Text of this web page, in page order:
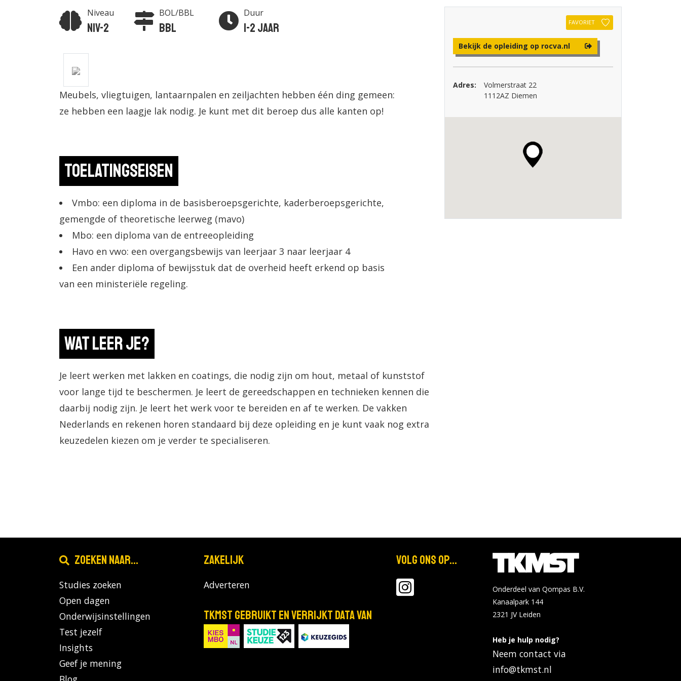
Niveau
Niv-2
BOL/BBL
BBL
Duur
1-2 jaar
Meubels, vliegtuigen, lantaarnpalen en zeiljachten hebben één ding gemeen:
ze hebben een laagje lak nodig. Je kunt met dit beroep dus alle kanten op!
Toelatingseisen
Vmbo: een diploma in de basisberoepsgerichte, kaderberoepsgerichte,
gemengde of theoretische leerweg (mavo)
Mbo: een diploma van de entreeopleiding
Havo en vwo: een overgangsbewijs van leerjaar 3 naar leerjaar 4
Een ander diploma of bewijsstuk dat de overheid heeft erkend op basis
van een ministeriële regeling.
Wat leer je?
Je leert werken met lakken en coatings, die nodig zijn om hout, metaal of kunststof
voor lange tijd te beschermen. Je leert de gereedschappen en technieken kennen die
daarbij nodig zijn. Je leert het werk voor te bereiden en af te werken. De vakken
Nederlands en rekenen horen standaard bij deze opleiding en je kunt vaak nog extra
keuzedelen kiezen om je verder te specialiseren.
FAVORIET
Bekijk de opleiding op rocva.nl
Adres:
Volmerstraat 22
1112AZ Diemen
Zoeken naar...
Studies zoeken
Open dagen
Onderwijsinstellingen
Test jezelf
Insights
Geef je mening
Zakelijk
Adverteren
TKMST gebruikt en verrijkt data van
Volg ons op...
Onderdeel van Qompas B.V.
Kanaalpark 144
2321 JV Leiden
Heb je hulp nodig?
Neem contact via
info@tkmst.nl